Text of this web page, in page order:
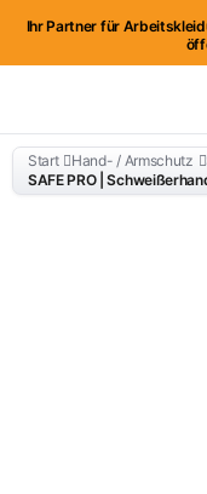
Ihr Partner für
Start Hand- / Armschutz
SAFE PRO |